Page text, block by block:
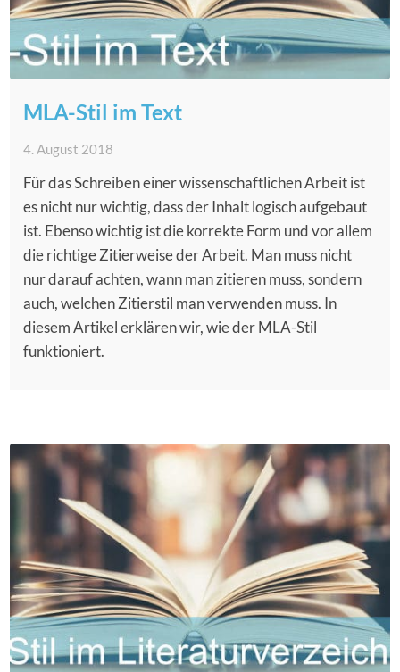
MLA-Stil im Text
4. August 2018
Für das Schreiben einer wissenschaftlichen Arbeit ist
es nicht nur wichtig, dass der Inhalt logisch aufgebaut
ist. Ebenso wichtig ist die korrekte Form und vor allem
die richtige Zitierweise der Arbeit. Man muss nicht
nur darauf achten, wann man zitieren muss, sondern
auch, welchen Zitierstil man verwenden muss. In
diesem Artikel erklären wir, wie der MLA-Stil
funktioniert.